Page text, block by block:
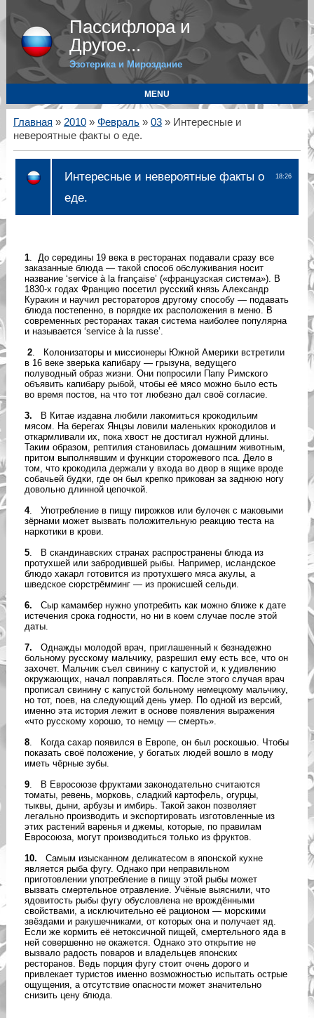
Пассифлора и
Другое...
Эзотерика и Мироздание
MENU
Главная » 2010 » Февраль » 03» Интересные и
невероятные факты о еде.
18:26
Интересные и невероятные факты о
еде.
1. До середины 19 века в ресторанах подавали сразу все
заказанные блюда — такой способ обслуживания носит
название ‘service à la française’ («французская система»). В
1830-х годах Францию посетил русский князь Александр
Куракин и научил рестораторов другому способу — подавать
блюда постепенно, в порядке их расположения в меню. В
современных ресторанах такая система наиболее популярна
и называется ‘service à la russe’.
2. Колонизаторы и миссионеры Южной Америки встретили
в 16 веке зверька капибару — грызуна, ведущего
полуводный образ жизни. Они попросили Папу Римского
объявить капибару рыбой, чтобы её мясо можно было есть
во время постов, на что тот любезно дал своё согласие.
3. В Китае издавна любили лакомиться крокодильим
мясом. На берегах Янцзы ловили маленьких крокодилов и
откармливали их, пока хвост не достигал нужной длины.
Таким образом, рептилия становилась домашним животным,
притом выполнявшим и функции сторожевого пса. Дело в
том, что крокодила держали у входа во двор в ящике вроде
собачьей будки, где он был крепко прикован за заднюю ногу
довольно длинной цепочкой.
4. Употребление в пищу пирожков или булочек с маковыми
зёрнами может вызвать положительную реакцию теста на
наркотики в крови.
5. В скандинавских странах распространены блюда из
протухшей или забродившей рыбы. Например, исландское
блюдо хакарл готовится из протухшего мяса акулы, а
шведское сюрстрёмминг — из прокисшей сельди.
6. Сыр камамбер нужно употребить как можно ближе к дате
истечения срока годности, но ни в коем случае после этой
даты.
7. Однажды молодой врач, приглашенный к безнадежно
больному русскому мальчику, разрешил ему есть все, что он
захочет. Мальчик съел свинину с капустой и, к удивлению
окружающих, начал поправляться. После этого случая врач
прописал свинину с капустой больному немецкому мальчику,
но тот, поев, на следующий день умер. По одной из версий,
именно эта история лежит в основе появления выражения
«что русскому хорошо, то немцу — смерть».
8. Когда сахар появился в Европе, он был роскошью. Чтобы
показать своё положение, у богатых людей вошло в моду
иметь чёрные зубы.
9. В Евросоюзе фруктами законодательно считаются
томаты, ревень, морковь, сладкий картофель, огурцы,
тыквы, дыни, арбузы и имбирь. Такой закон позволяет
легально производить и экспортировать изготовленные из
этих растений варенья и джемы, которые, по правилам
Евросоюза, могут производиться только из фруктов.
10. Самым изысканном деликатесом в японской кухне
является рыба фугу. Однако при неправильном
приготовлении употребление в пищу этой рыбы может
вызвать смертельное отравление. Учёные выяснили, что
ядовитость рыбы фугу обусловлена не врождёнными
свойствами, а исключительно её рационом — морскими
звёздами и ракушечниками, от которых она и получает яд.
Если же кормить её нетоксичной пищей, смертельного яда в
ней совершенно не окажется. Однако это открытие не
вызвало радость поваров и владельцев японских
ресторанов. Ведь порция фугу стоит очень дорого и
привлекает туристов именно возможностью испытать острые
ощущения, а отсутствие опасности может значительно
снизить цену блюда.